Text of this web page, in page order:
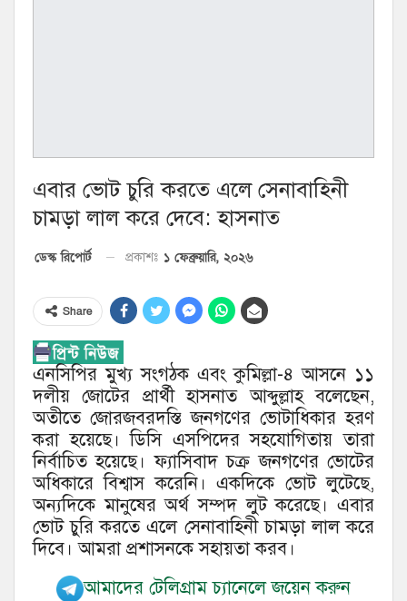
এবার ভোট চুরি করতে এলে সেনাবাহিনী
চামড়া লাল করে দেবে: হাসনাত
ডেস্ক রিপোর্ট প্রকাশঃ ১ ফেব্রুয়ারি, ২০২৬
Share
এনসিপির মুখ্য সংগঠক এবং কুমিল্লা-৪ আসনে ১১
দলীয় জোটের প্রার্থী হাসনাত আব্দুল্লাহ বলেছেন,
অতীতে জোরজবরদস্তি জনগণের ভোটাধিকার হরণ
করা হয়েছে। ডিসি এসপিদের সহযোগিতায় তারা
নির্বাচিত হয়েছে। ফ্যাসিবাদ চক্র জনগণের ভোটের
অধিকারে বিশ্বাস করেনি। একদিকে ভোট লুটেছে,
অন্যদিকে মানুষের অর্থ সম্পদ লুট করেছে। এবার
ভোট চুরি করতে এলে সেনাবাহিনী চামড়া লাল করে
দিবে। আমরা প্রশাসনকে সহায়তা করব।
আমাদের টেলিগ্রাম চ্যানেলে জয়েন করুন